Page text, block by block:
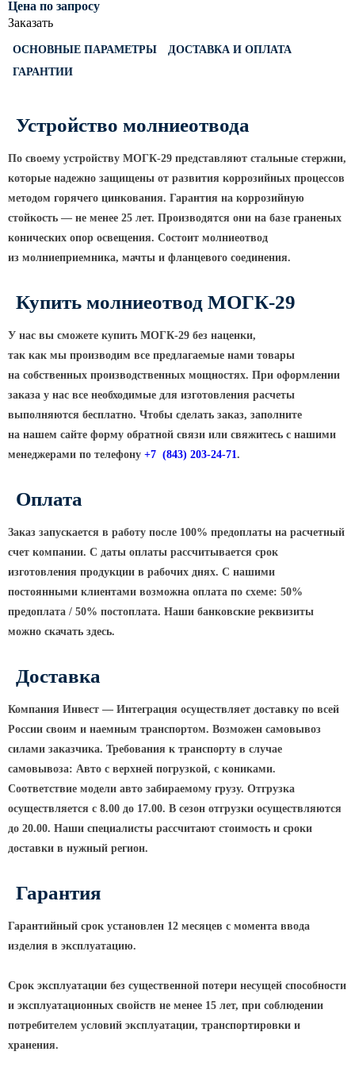
Светофорные опоры
ОСФГ Светофорные граненые
ОСФК Светофорные стойки
ОГКС Опоры граненые конические
складывающиеся
ОККС Опоры круглые конические
складывающиеся
складывающиеся фланцевые
ТФГ Опора для контактной сети
фланцевая граненая
Опоры граненые силовые
контактной сети (ОГСКС)
Дорожные металлические рамы
МОГК Молниеотводы гранёные
стационарной короной
мобильной короной
РМГ Радиомачты. Опоры сотовoй
ОДН Радиомачты. Опоры двойного
КРОНШТЕЙНЫ ДЛЯ УЛИЧНОГО
ОСВЕЩЕНИЯ
Кронштейны для консольных
Кронштейн консольный для 2
Кронштейны для подвесных
Кронштейны для торшерных
светильников
Кронштейны для опор однорожковые
ПАРКОВОЕ ОСВЕЩЕНИЕ
Цена по запросу
Заказать
ОСНОВНЫЕ ПАРАМЕТРЫ
ДОСТАВКА И ОПЛАТА
ГАРАНТИИ
Устройство молниеотвода
По своему устройству МОГК-29 представляют стальные стержни,
которые надежно защищены от развития коррозийных процессов
методом горячего цинкования. Гарантия на коррозийную
стойкость — не менее 25 лет. Производятся они на базе граненых
конических опор освещения. Состоит молниеотвод
из молниеприемника, мачты и фланцевого соединения.
Купить молниеотвод МОГК-29
У нас вы сможете купить МОГК-29 без наценки,
так как мы производим все предлагаемые нами товары
на собственных производственных мощностях. При оформлении
заказа у нас все необходимые для изготовления расчеты
выполняются бесплатно. Чтобы сделать заказ, заполните
на нашем сайте форму обратной связи или свяжитесь с нашими
менеджерами по телефону +7 (843) 203-24-71.
Оплата
Заказ запускается в работу после 100% предоплаты на расчетный
счет компании. С даты оплаты рассчитывается срок
изготовления продукции в рабочих днях. С нашими
постоянными клиентами возможна оплата по схеме: 50%
предоплата / 50% постоплата. Наши банковские реквизиты
можно скачать здесь.
Доставка
Компания Инвест — Интеграция осуществляет доставку по всей
России своим и наемным транспортом. Возможен самовывоз
силами заказчика. Требования к транспорту в случае
самовывоза: Авто с верхней погрузкой, с кониками.
Соответствие модели авто забираемому грузу. Отгрузка
осуществляется с 8.00 до 17.00. В сезон отгрузки осуществляются
до 20.00. Наши специалисты рассчитают стоимость и сроки
доставки в нужный регион.
Гарантия
Гарантийный срок установлен 12 месяцев с момента ввода
изделия в эксплуатацию.
Срок эксплуатации без существенной потери несущей способности
и эксплуатационных свойств не менее 15 лет, при соблюдении
потребителем условий эксплуатации, транспортировки и
хранения.